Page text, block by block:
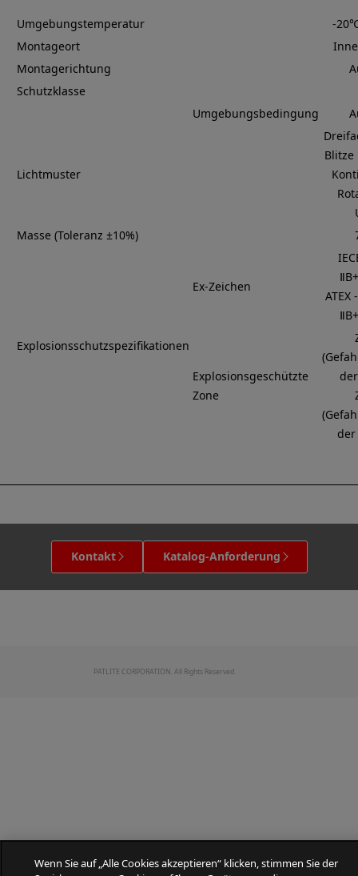
Umgebungstemperatur
-
Montageort
Montagerichtung
Schutzklasse
Umgebungsbedingung
Lichtmuster
Masse (Toleranz ±10%)
Explosionsschutzspezifikationen
Ex-Zeichen
ATEX
Explosionsgeschützte
Zone
der
Kontakt Katalog-Anforderung
PATLITE CORPORATION. All Rights Reserved.
Wenn Sie auf „Alle Cookies akzeptieren“ klicken, stimmen Sie der